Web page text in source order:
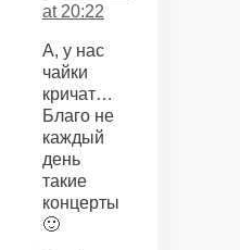
at 20:22
А, у нас
чайки
кричат…
Благо не
каждый
день
такие
концерты
🙂